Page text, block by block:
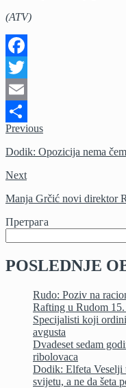
(ATV)
Facebook
Twitter
Email
Share
Previous
Dodik: Opozicija nema
Next
Manja Grčić novi direktor
Претрага
POSLEDNJE
Rudo: Poziv na
Rafting u Rudom
Specijalisti koji
avgusta
Dvadeset sedam
ribolovaca
Dodik: Elfeta Veselji
svijetu, a ne da šeta